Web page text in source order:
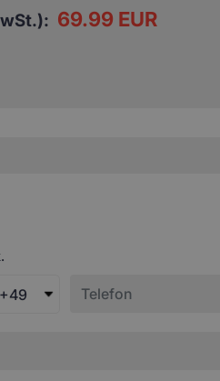
69.99 EUR
+49